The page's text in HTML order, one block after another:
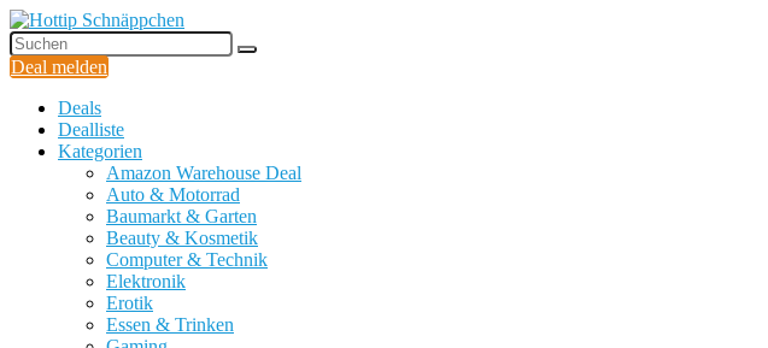
Deal melden
Deals
Dealliste
Kategorien
Amazon Warehouse Deal
Auto & Motorrad
Baumarkt & Garten
Beauty & Kosmetik
Computer & Technik
Elektronik
Erotik
Essen & Trinken